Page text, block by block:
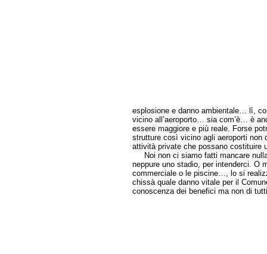
esplosione e danno ambientale… lì,
vicino all’aeroporto… sia com’è… è
essere maggiore e più reale. Forse
strutture così vicino agli aeroporti non
attività private che possano costituire
Noi non ci siamo fatti mancare
neppure uno stadio, per intenderci. O
commerciale o le piscine…, lo si
chissà quale danno vitale per il
conoscenza dei benefici ma non di